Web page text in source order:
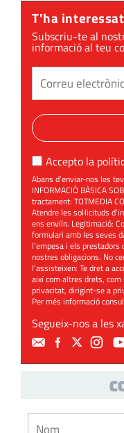
T'ha
Subscriu-te al
informació al teu
Accepto la
Abans d’enviar-nos les
INFORMACIÓ BÀSICA
tractament: TOTMEDIA
Atendre les sol·licituds
ens enviïn. Legitimació:
formulari amb les seves
l’empesa i els
nostres obligacions. No
l’assisteixen: Te dret a
així com altres drets, com
privacitat, dirigint-se a
Per més informació
Segueix-nos a les